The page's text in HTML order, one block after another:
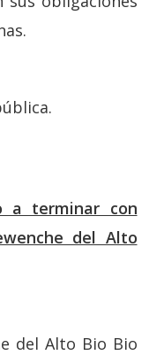
a terminar con
del Alto
Alto Bio Bio